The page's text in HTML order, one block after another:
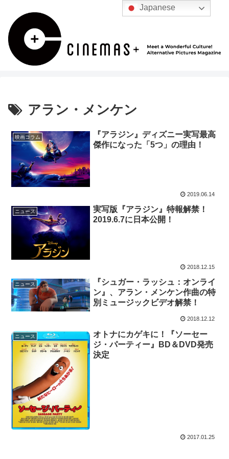
アラン・メンケン
映画コラム
『アラジン』ディズニー実写最高
傑作になった「5つ」の理由！
2019.06.14
ニュース
実写版『アラジン』特報解禁！
2019.6.7に日本公開！
2018.12.15
ニュース
『シュガー・ラッシュ：オ​ンライ
ン』、アラン・メンケン作曲の特
別ミュージッ​クビデオ解禁！
2018.12.12
ニュース
オトナにカゲキに！『ソーセー
ジ・パーティー』BD＆DVD発売
決定
2017.01.25
Japanese